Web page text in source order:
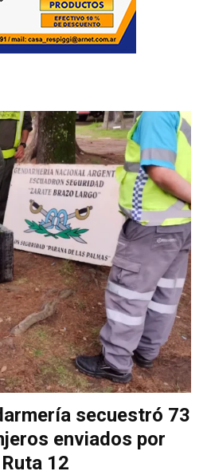
secuestró 73
enviados por
12